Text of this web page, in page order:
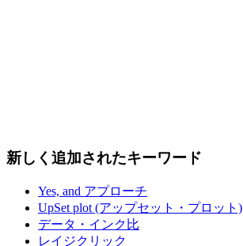
新しく追加されたキーワード
Yes, and アプローチ
UpSet plot (アップセット・プロット)
データ・インク比
レイジクリック